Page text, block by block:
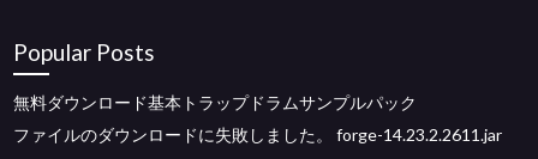
Popular Posts
無料ダウンロード基本トラップドラムサンプルパック
ファイルのダウンロードに失敗しました。 forge-14.23.2.2611.jar